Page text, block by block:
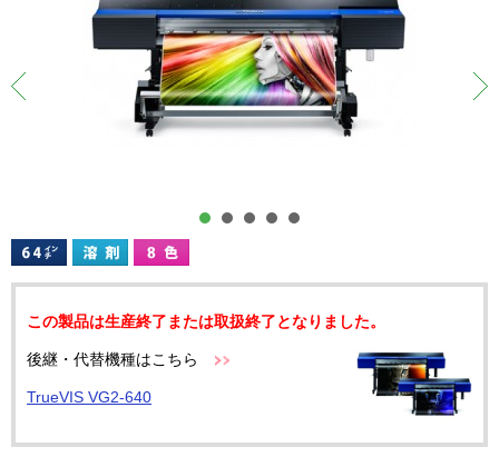
この製品は生産終了または取扱終了となりました。
後継・代替機種はこちら
TrueVIS VG2-640